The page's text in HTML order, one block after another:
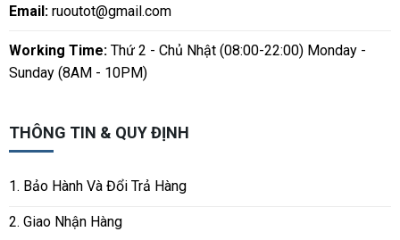
Email: ruoutot@gmail.com
Working Time:Thứ 2 - Chủ Nhật (08:00-22:00) Monday -
Sunday (8AM - 10PM)
THÔNG TIN & QUY ĐỊNH
1. Bảo Hành Và Đổi Trả Hàng
2. Giao Nhận Hàng